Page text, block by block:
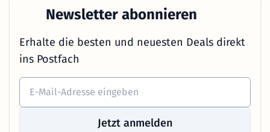
Newsletter abonnieren
Erhalte die besten und neuesten Deals direkt
ins Postfach
Jetzt anmelden